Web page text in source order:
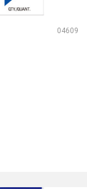
04609